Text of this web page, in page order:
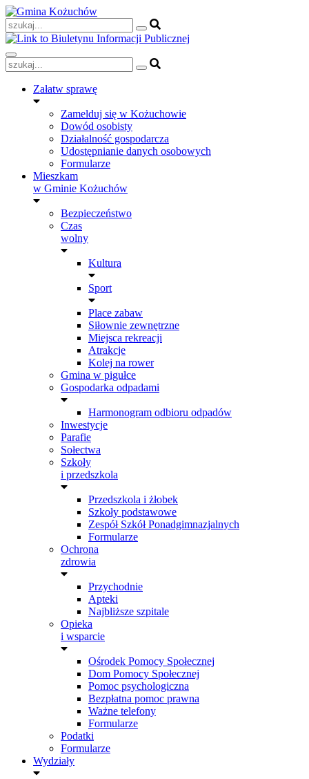
Skip
to
content
Załatw sprawę
Zamelduj się w Kożuchowie
Dowód osobisty
Działalność gospodarcza
Udostępnianie danych osobowych
Formularze
Mieszkam
w Gminie Kożuchów
Bezpieczeństwo
Czas
wolny
Kultura
Sport
Place zabaw
Siłownie zewnętrzne
Miejsca rekreacji
Atrakcje
Kolej na rower
Gmina w pigułce
Gospodarka odpadami
Harmonogram odbioru odpadów
Inwestycje
Parafie
Sołectwa
Szkoły
i przedszkola
Przedszkola i żłobek
Szkoły podstawowe
Zespół Szkół Ponadgimnazjalnych
Formularze
Ochrona
zdrowia
Przychodnie
Apteki
Najbliższe szpitale
Opieka
i wsparcie
Ośrodek Pomocy Społecznej
Dom Pomocy Społecznej
Pomoc psychologiczna
Bezpłatna pomoc prawna
Ważne telefony
Formularze
Podatki
Formularze
Wydziały